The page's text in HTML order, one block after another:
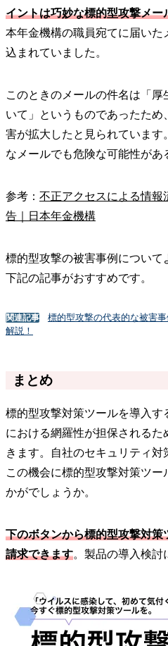
イントは巧妙な標的型攻撃メー
本年金機構の職員宛てに届い
込まれていました。
このときのメールの件名は「
いて」というものであったた
害が拡大したと見られています
なメールでも危険な可能性があ
参考： 不正アクセスによる情報
告｜日本年金機構
標的型攻撃の被害事例について
下記の記事がおすすめです。
関連記事
標的型攻撃の代表的な被害
解説！
まとめ
標的型攻撃対策ツールを導入
における網羅性が担保される
きます。自社のセキュリティ対
この機会に標的型攻撃対策ツ
かがでしょうか。
下のボタンから標的型攻撃対
請求できます。製品の導入検討